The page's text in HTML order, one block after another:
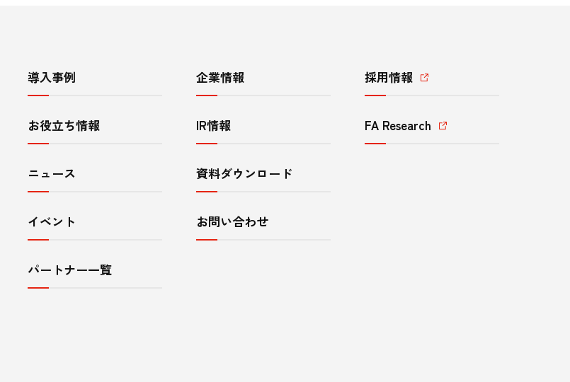
導入事例
お役立ち情報
ニュース
イベント
パートナー一覧
企業情報
IR情報
資料ダウンロード
お問い合わせ
採用情報
FA Research